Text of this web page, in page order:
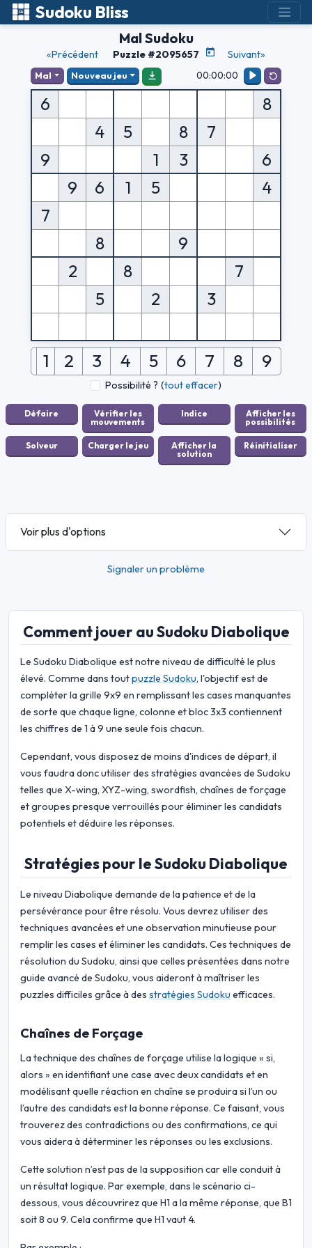
Sudoku Bliss
Mal Sudoku
«Précédent Puzzle #2095657 Suivant»
Mal Nouveau jeu 00:00:00
6
8
4
5 8
7
9
1 3
6
9
6 1 5
4
7
8
9
2
8
7
5
2 3
1 2 3 4 5 6 7 8 9
Possibilité ? (tout effacer)
Voir plus d'options
Signaler un problème
Comment jouer au Sudoku Diabolique
Le Sudoku Diabolique est notre niveau de difficulté le plus
élevé. Comme dans toutpuzzle Sudoku, l'objectif est de
compléter la grille 9x9 en remplissant les cases manquantes
de sorte que chaque ligne, colonne et bloc 3x3 contiennent
les chiffres de 1 à 9 une seule fois chacun.
Cependant, vous disposez de moins d'indices de départ, il
vous faudra donc utiliser des stratégies avancées de Sudoku
telles que X-wing, XYZ-wing, swordfish, chaînes de forçage
et groupes presque verrouillés pour éliminer les candidats
potentiels et déduire les réponses.
Stratégies pour le Sudoku Diabolique
Le niveau Diabolique demande de la patience et de la
persévérance pour être résolu. Vous devrez utiliser des
techniques avancées et une observation minutieuse pour
remplir les cases et éliminer les candidats. Ces techniques de
résolution du Sudoku, ainsi que celles présentées dans notre
guide avancé de Sudoku, vous aideront à maîtriser les
puzzles difficiles grâce à des stratégies Sudoku efficaces.
Chaînes de Forçage
La technique des chaînes de forçage utilise la logique « si,
alors » en identifiant une case avec deux candidats et en
modélisant quelle réaction en chaîne se produira si l’un ou
l’autre des candidats est la bonne réponse. Ce faisant, vous
trouverez des contradictions ou des confirmations, ce qui
vous aidera à déterminer les réponses ou les exclusions.
Cette solution n’est pas de la supposition car elle conduit à
un résultat logique. Par exemple, dans le scénario ci-
dessous, vous découvrirez que H1 a la même réponse, que B1
soit 8 ou 9. Cela confirme que H1 vaut 4.